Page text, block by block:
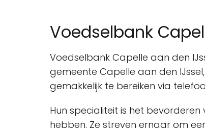
Voedselbank
Voedselbank Capelle aan den
gemeente Capelle aan den
gemakkelijk te bereiken via
Hun specialiteit is het
hebben. Ze streven ernaar om